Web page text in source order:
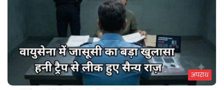
अपराध